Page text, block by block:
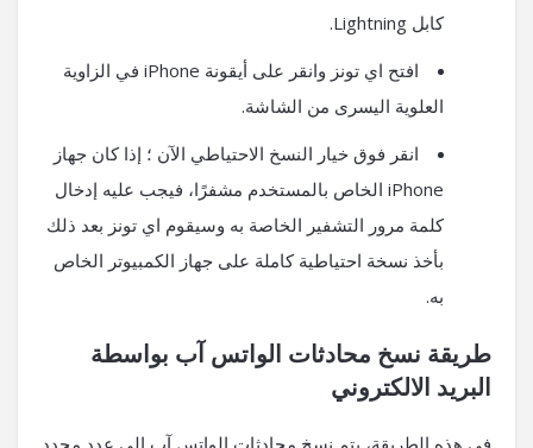
كابل Lightning.
افتح اي تونز وانقر على أيقونة iPhone في الزاوية
العلوية اليسرى من الشاشة.
انقر فوق خيار النسخ الاحتياطي الآن ؛ إذا كان جهاز
iPhone الخاص بالمستخدم مشفرًا، فيجب عليه إدخال
كلمة مرور التشفير الخاصة به وسيقوم اي تونز بعد ذلك
بأخذ نسخة احتياطية كاملة على جهاز الكمبيوتر الخاص
به.
طريقة نسخ محادثات الواتس آب بواسطة
البريد الالكتروني
في هذه الطريقة، يتم نسخ محادثات الواتس آب إلى عدد محدد